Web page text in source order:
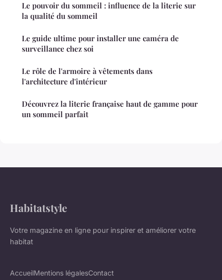
Le pouvoir du sommeil : influence de la literie sur
la qualité du sommeil
Le guide ultime pour installer une caméra de
surveillance chez soi
Le rôle de l'armoire à vêtements dans
l'architecture d'intérieur
Découvrez la literie française haut de gamme pour
un sommeil parfait
Habitatstyle
Votre magazine en ligne pour inspirer et améliorer votre
habitat
AccueilMentions légalesContact